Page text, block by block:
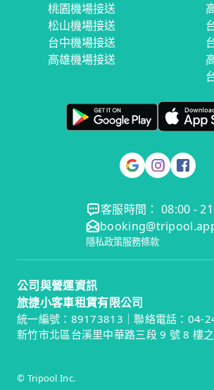
桃園機場接送
松山機場接送
台中機場接送
高雄機場接送
客服時間： 08:00 -
隱私政策服務條款
公司與營運資訊
旅捷小客車租賃有限公司
統一編號：89173813｜聯絡電話：04-
新竹市北區台溪里中華路三段 9 號 8 樓
© Tripool Inc.